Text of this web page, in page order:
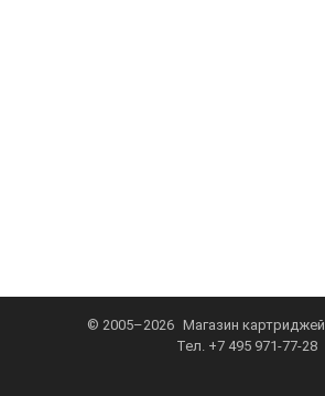
© 2005–2026 Магазин картриджей
Тел. +7 495 971-77-28